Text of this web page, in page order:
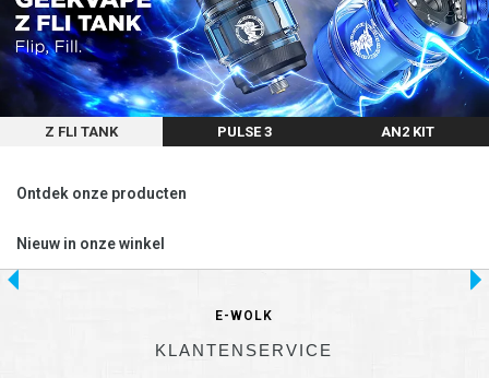
Z FLI TANK PULSE 3 AN2 KIT
Ontdek onze producten
Nieuw in onze winkel
E-WOLK
KLANTENSERVICE